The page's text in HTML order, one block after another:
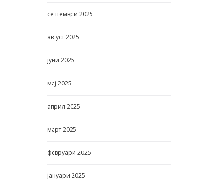
септември 2025
август2025
јуни 2025
мај 2025
април 2025
март2025
февруари 2025
јануари 2025